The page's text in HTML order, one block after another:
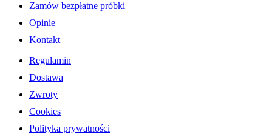
Zamów bezpłatne próbki
Opinie
Kontakt
Regulamin
Dostawa
Zwroty
Cookies
Polityka prywatności